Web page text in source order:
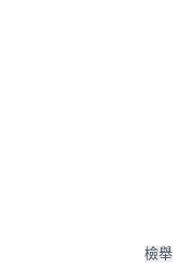
檢舉